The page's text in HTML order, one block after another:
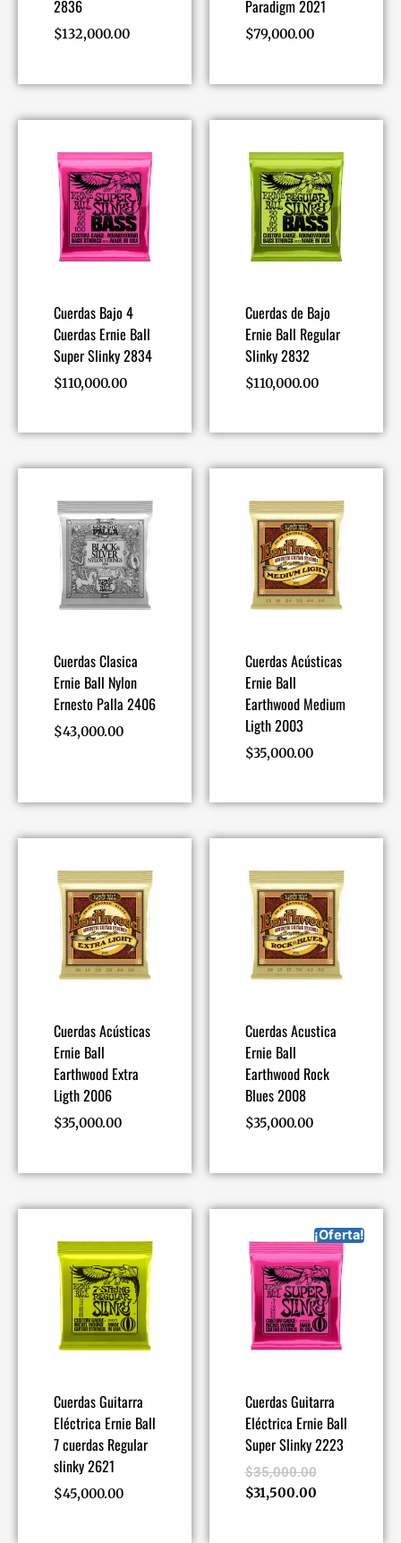
2836
$132,000.00
Paradigm 2021
$79,000.00
Cuerdas Bajo 4
Cuerdas Ernie Ball
Super Slinky 2834
$110,000.00
Cuerdas de Bajo
Ernie Ball Regular
Slinky 2832
$110,000.00
Cuerdas Clasica
Ernie Ball Nylon
Ernesto Palla 2406
$43,000.00
Cuerdas Acústicas
Ernie Ball
Earthwood Medium
Ligth 2003
$35,000.00
Cuerdas Acústicas
Ernie Ball
Earthwood Extra
Ligth 2006
$35,000.00
Cuerdas Acustica
Ernie Ball
Earthwood Rock
Blues 2008
$35,000.00
Cuerdas Guitarra
Eléctrica Ernie Ball
7 cuerdas Regular
slinky 2621
$45,000.00
¡Oferta!
Cuerdas Guitarra
Eléctrica Ernie Ball
Super Slinky 2223
$35,000.00
$31,500.00